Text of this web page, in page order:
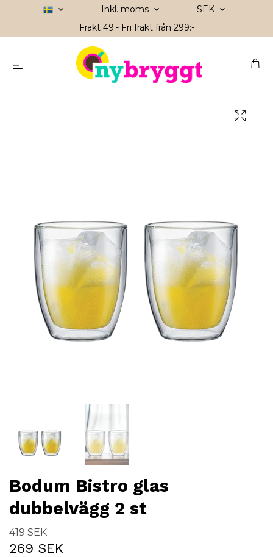
Inkl. moms
SEK
Frakt 49:- Fri frakt från 299:-
Bodum Bistro glas
dubbelvägg 2 st
419 SEK
269 SEK